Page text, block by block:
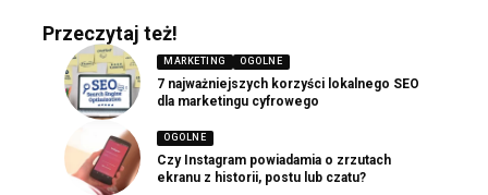
Przeczytaj też!
MARKETING OGOLNE
7 najważniejszych korzyści lokalnego SEO
dla marketingu cyfrowego
OGOLNE
Czy Instagram powiadamia o zrzutach
ekranu z historii, postu lub czatu?